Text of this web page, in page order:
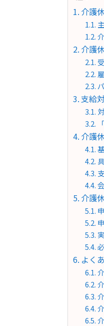
介護
介護
支給
介護
介護
よく